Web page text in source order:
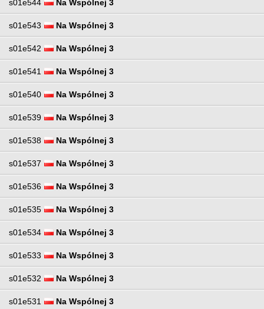
s01e544 Na Wspólnej 3
s01e543 Na Wspólnej 3
s01e542 Na Wspólnej 3
s01e541 Na Wspólnej 3
s01e540 Na Wspólnej 3
s01e539 Na Wspólnej 3
s01e538 Na Wspólnej 3
s01e537 Na Wspólnej 3
s01e536 Na Wspólnej 3
s01e535 Na Wspólnej 3
s01e534 Na Wspólnej 3
s01e533 Na Wspólnej 3
s01e532 Na Wspólnej 3
s01e531 Na Wspólnej 3